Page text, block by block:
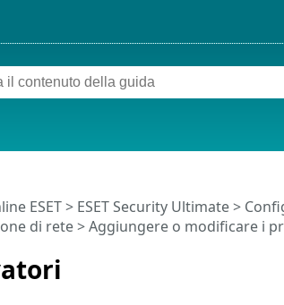
ESET> ESET Security Ultimate>
di rete>Aggiungere o modificare i